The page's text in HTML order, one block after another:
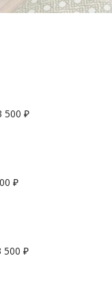
500 ₽
₽
500 ₽